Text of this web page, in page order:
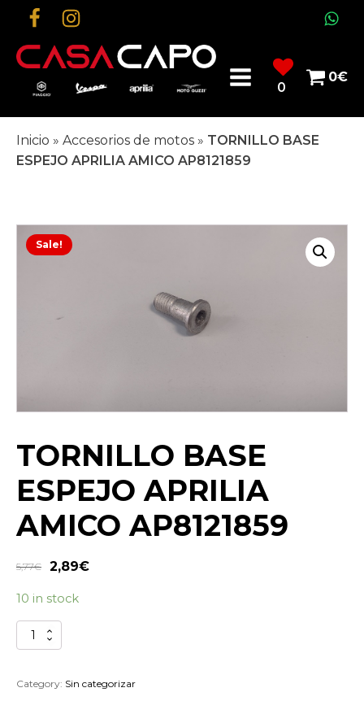
0
0€
Inicio » Accesorios de motos » TORNILLO BASE
ESPEJO APRILIA AMICO AP8121859
Sale!
TORNILLO BASE
ESPEJO APRILIA
AMICO AP8121859
5,77€ 2,89€
10 in stock
TORNILLO
BASE
APRILIA
Category: Sin categorizar